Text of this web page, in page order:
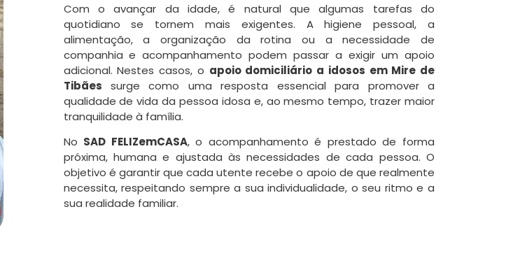
Com o avançar da idade, é natural que algumas tarefas do
quotidiano se tornem mais exigentes. A higiene pessoal, a
alimentação, a organização da rotina ou a necessidade de
companhia e acompanhamento podem passar a exigir um apoio
adicional. Nestes casos, o apoio domiciliário a idosos em Mire de
Tibães surge como uma resposta essencial para promover a
qualidade de vida da pessoa idosa e, ao mesmo tempo, trazer maior
tranquilidade à família.
No SAD FELIZemCASA, o acompanhamento é prestado de forma
próxima, humana e ajustada às necessidades de cada pessoa. O
objetivo é garantir que cada utente recebe o apoio de que realmente
necessita, respeitando sempre a sua individualidade, o seu ritmo e a
sua realidade familiar.